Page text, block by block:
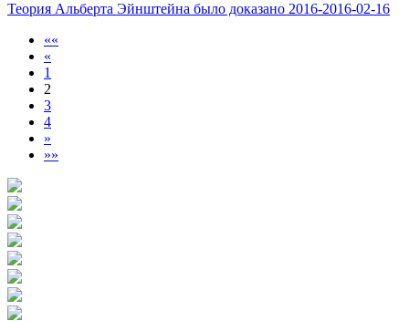
Теория Альберта Эйнштейна было доказано 2016-2016-02-16
««
«
1
2
3
4
»
»»